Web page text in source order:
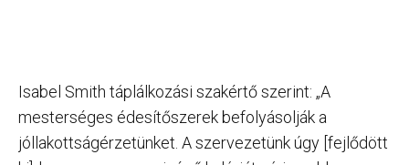
Isabel Smith táplálkozási szakértő szerint: „A
mesterséges édesítőszerek befolyásolják a
jóllakottságérzetünket. A szervezetünk úgy [fejlődött